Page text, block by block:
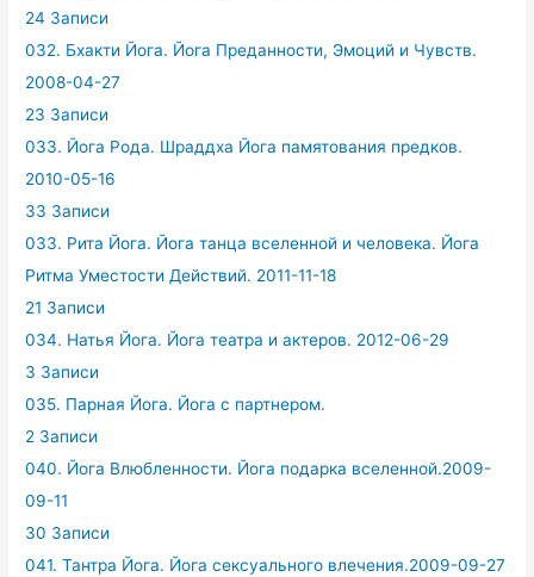
24 Записи
032. Бхакти Йога. Йога Преданности, Эмоций и Чувств.
2008-04-27
23 Записи
033. Йога Рода. Шраддха Йога памятования предков.
2010-05-16
33 Записи
033. Рита Йога. Йога танца вселенной и человека. Йога
Ритма Уместости Действий. 2011-11-18
21 Записи
034. Натья Йога. Йога театра и актеров. 2012-06-29
3 Записи
035. Парная Йога. Йога с партнером.
2 Записи
040. Йога Влюбленности. Йога подарка вселенной.2009-
09-11
30 Записи
041. Тантра Йога. Йога сексуального влечения.2009-09-27